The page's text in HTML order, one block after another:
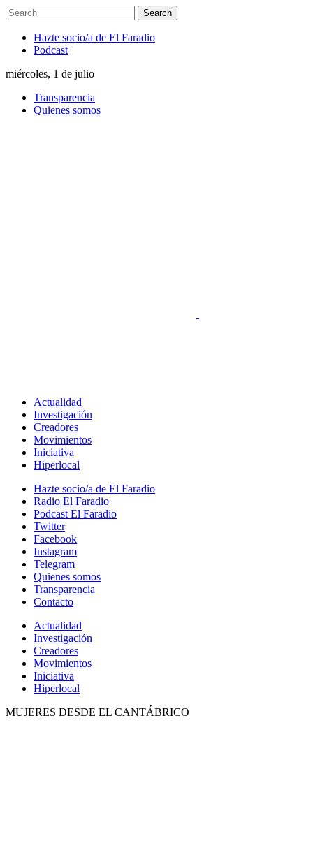
Hazte socio/a de El Faradio
Podcast
miércoles, 1 de julio
Transparencia
Quienes somos
Actualidad
Investigación
Creadores
Movimientos
Iniciativa
Hiperlocal
Hazte socio/a de El Faradio
Radio El Faradio
Podcast El Faradio
Twitter
Facebook
Instagram
Telegram
Quienes somos
Transparencia
Contacto
Actualidad
Investigación
Creadores
Movimientos
Iniciativa
Hiperlocal
MUJERES DESDE EL CANTÁBRICO